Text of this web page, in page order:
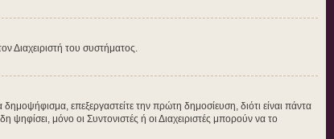
Διαχειριστή του συστήματος.
επεξεργαστείτε την πρώτη δημοσίευση, διότι είναι πάντα
μόνο οι Συντονιστές ή οι Διαχειριστές μπορούν να το